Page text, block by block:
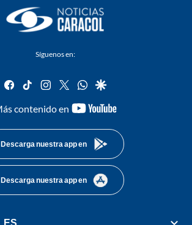
Síguenos en:
facebook
tiktok instagram
twitterwhatsapp
google
contenido en
youtube-
Descarga nuestra app en
Descarga nuestra app en